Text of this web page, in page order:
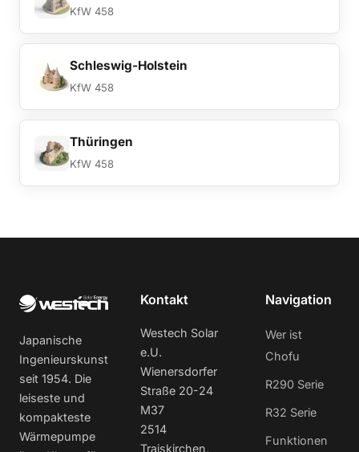
KfW 458
Schleswig-Holstein
KfW 458
Thüringen
KfW 458
Japanische
Ingenieurskunst
seit 1954. Die
leiseste und
kompakteste
Wärmepumpe
Kontakt
Westech Solar
e.U.
Wienersdorfer
Straße 20-24
M37
2514
Traiskirchen,
Navigation
Wer ist
Chofu
R290 Serie
R32 Serie
Funktionen